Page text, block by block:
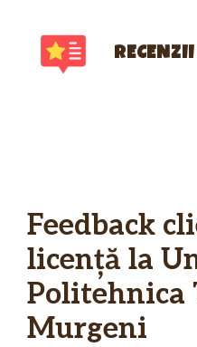
conținut
Feedback
licență la
Politehnica
Murgeni